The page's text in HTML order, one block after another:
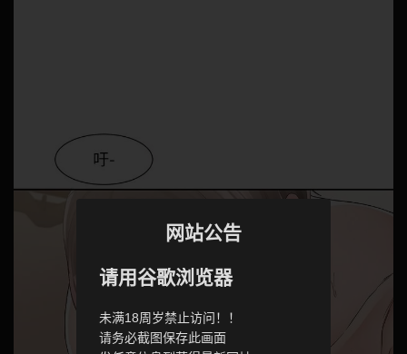
网站公告
请用谷歌浏览器
未满18周岁禁止访问！！
请务必截图保存此画面